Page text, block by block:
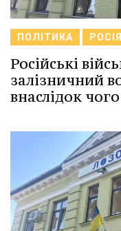
ПОЛІТИКА РОСІЯ
Російські
залізничний
внаслідок